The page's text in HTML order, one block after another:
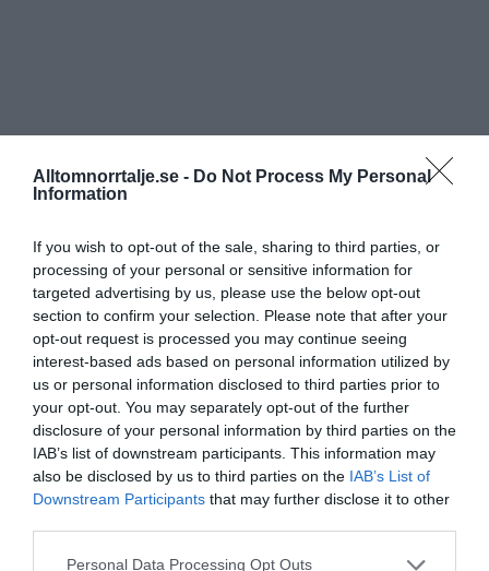
Alltomnorrtalje.se - Do Not Process My Personal
Information
If you wish to opt-out of the sale, sharing to third parties, or
processing of your personal or sensitive information for
targeted advertising by us, please use the below opt-out
section to confirm your selection. Please note that after your
opt-out request is processed you may continue seeing
interest-based ads based on personal information utilized by
us or personal information disclosed to third parties prior to
your opt-out. You may separately opt-out of the further
disclosure of your personal information by third parties on the
IAB’s list of downstream participants. This information may
also be disclosed by us to third parties on the IAB’s List of
Downstream Participants that may further disclose it to other
Personal Data Processing Opt Outs